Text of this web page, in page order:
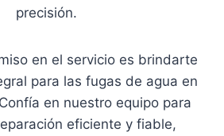
precisión.
en el servicio es brindarte
para las fugas de agua en
en nuestro equipo para
eficiente y fiable,